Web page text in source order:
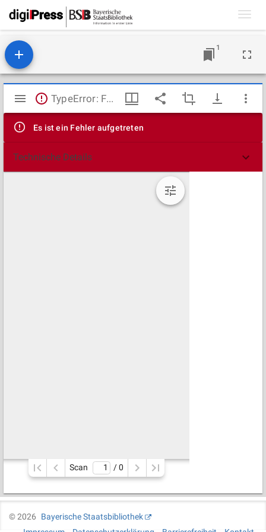
1
Mirador
Viewer
TypeError: Failed to fetch
Es ist ein Fehler aufgetreten
Technische Details
Scan / 0
©2026
Bayerische Staatsbibliothek